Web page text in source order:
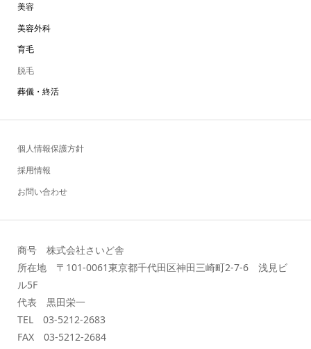
美容
美容外科
育毛
脱毛
葬儀・終活
個人情報保護方針
採用情報
お問い合わせ
商号 株式会社さいど舎
所在地 〒101-0061東京都千代田区神田三崎町2-7-6 浅見ビ
ル5F
代表 黒田栄一
TEL 03-5212-2683
FAX 03-5212-2684